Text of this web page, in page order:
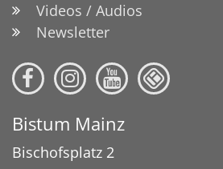
Videos / Audios
Newsletter
Bistum Mainz
Bischofsplatz 2